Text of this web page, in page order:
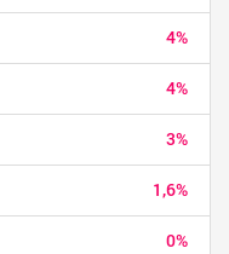
4%
4%
3%
1,6%
0%